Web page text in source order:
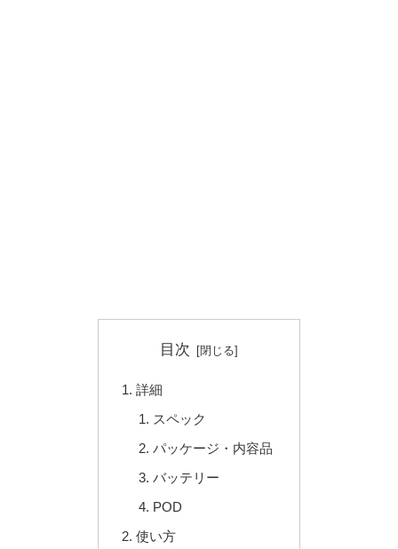
目次
詳細
スペック
パッケージ・内容品
バッテリー
POD
使い方